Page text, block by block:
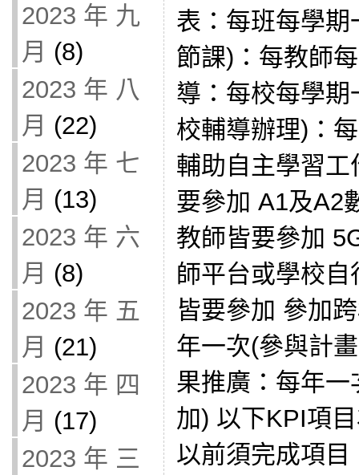
2023 年 九
月 (8)
2023 年 八
月 (22)
2023 年 七
月 (13)
2023 年 六
月 (8)
2023 年 五
月 (21)
2023 年 四
月 (17)
2023 年 三
表：每班每學
節課)：每教師
導：每校每學
校輔導辦理)：
輔助自主學習
要參加 A1及A2
教師皆要參加
師平台或學校
皆要參加 參加
年一次(參與計
果推廣：每年
加) 以下KPI項
以前須完成項